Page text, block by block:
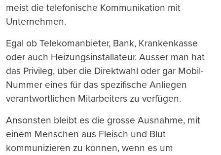
meist die telefonische Kommunikation mit
Unternehmen.
Egal ob Telekomanbieter, Bank, Krankenkasse
oder auch Heizungsinstallateur. Ausser man hat
das Privileg, über die Direktwahl oder gar Mobil-
Nummer eines für das spezifische Anliegen
verantwortlichen Mitarbeiters zu verfügen.
Ansonsten bleibt es die grosse Ausnahme, mit
einem Menschen aus Fleisch und Blut
kommunizieren zu können, wenn es um